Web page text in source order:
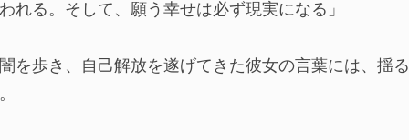
れる。そして、願う幸せは必ず現実になる」
を歩き、自己解放を遂げてきた彼女の言葉には、揺